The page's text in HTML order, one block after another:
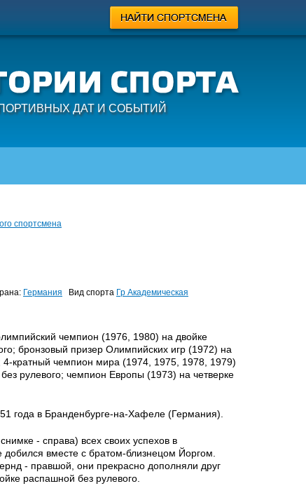
ДАТ И СОБЫТИЙ
спортсмена
Германия Вид спорта Гр Академическая
чемпион (1976, 1980) на двойке
бронзовый призер Олимпийских игр (1972) на
4-кратный чемпион мира (1974, 1975, 1978, 1979)
рулевого; чемпион Европы (1973) на четверке
года в Бранденбурге-на-Хафеле (Германия).
- справа) всех своих успехов в
добился вместе с братом-близнецом Йоргом.
- правшой, они прекрасно дополняли друг
распашной без рулевого.